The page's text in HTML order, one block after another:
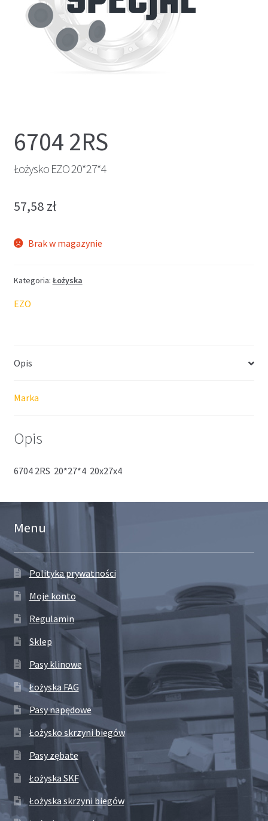
6704 2RS
Łożysko EZO 20*27*4
57,58 zł
Brak w magazynie
Kategoria: Łożyska
EZO
Opis
Marka
Opis
6704 2RS 20*27*4 20x27x4
Menu
Polityka prywatności
Moje konto
Regulamin
Sklep
Pasy klinowe
Łożyska FAG
Pasy napędowe
Łożysko skrzyni biegów
Pasy zębate
Łożyska SKF
Łożyska skrzyni biegów